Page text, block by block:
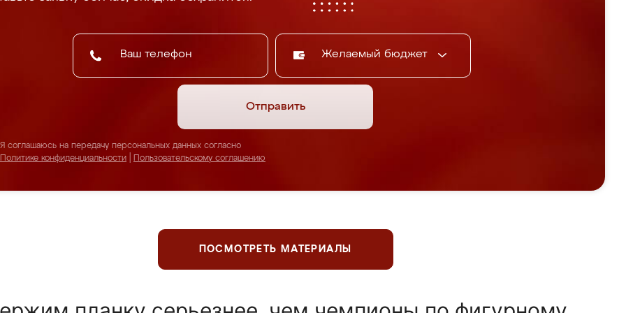
Желаемый бюджет
Отправить
Я соглашаюсь на передачу персональных данных согласно
Политике конфиденциальности
Пользовательскому соглашению
ПОСМОТРЕТЬ МАТЕРИАЛЫ